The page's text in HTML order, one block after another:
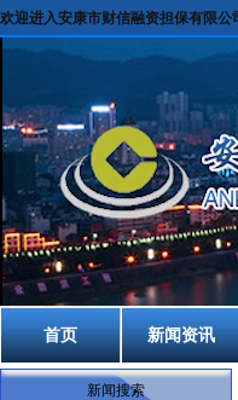
欢迎进入安康市财信融资担保有限公
首页 新闻资讯
新闻搜索